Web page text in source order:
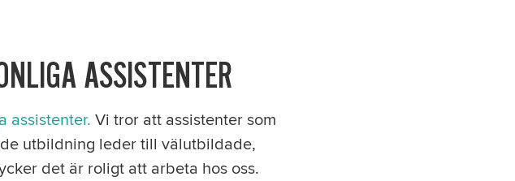
ASSISTENTER
assistenter. Vi tror att assistenter som
utbildning leder till välutbildade,
det är roligt att arbeta hos oss.